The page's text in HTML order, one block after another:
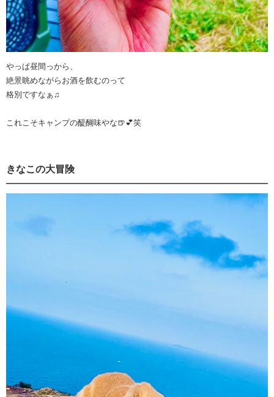
やっぱ昼間っから、
絶景眺めながらお酒を飲むのって
格別ですなぁ♫
これこそキャンプの醍醐味やな🍺💕笑
きなこの大冒険